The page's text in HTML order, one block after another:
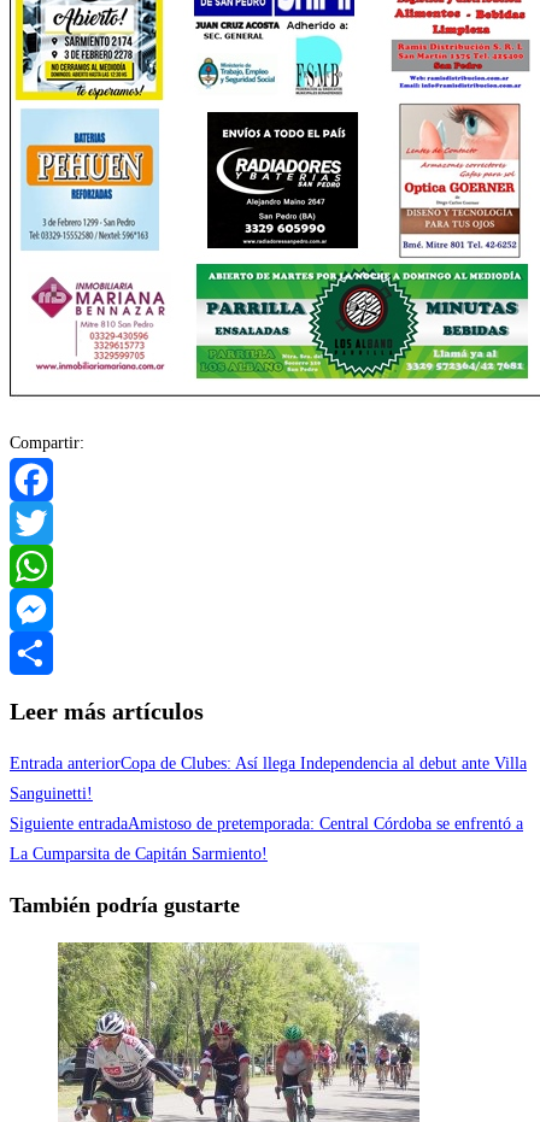
Compartir:
Facebook
Twitter
WhatsApp
Messenger
Leer más artículos
Entrada anteriorCopa de Clubes: Así llega Independencia al debut ante Villa
Sanguinetti!
Siguiente entradaAmistoso de pretemporada: Central Córdoba se enfrentó a
La Cumparsita de Capitán Sarmiento!
También podría gustarte